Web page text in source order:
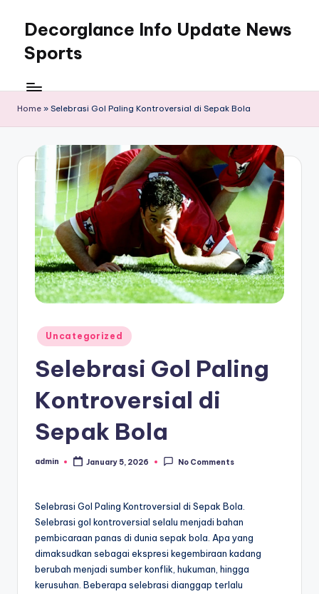
content
Decorglance Info Update News
Sports
adalah
sebuah
portal
olahraga
terupdate.
Home » Selebrasi Gol Paling Kontroversial di Sepak Bola
Posted
in
Uncategorized
Selebrasi Gol Paling
Kontroversial di
Sepak Bola
Posted
admin January 5, 2026 No Comments
Selebrasi Gol Paling Kontroversial di Sepak Bola.
Selebrasi gol kontroversial selalu menjadi bahan
pembicaraan panas di dunia sepak bola. Apa yang
dimaksudkan sebagai ekspresi kegembiraan kadang
berubah menjadi sumber konflik, hukuman, hingga
kerusuhan. Beberapa selebrasi dianggap terlalu